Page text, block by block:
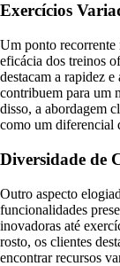
Exercícios
Um ponto recorrente
eficácia dos treinos
destacam a rapidez
contribuem para um
disso, a abordagem
como um diferencial
Diversidade de
Outro aspecto
funcionalidades
inovadoras até
rosto, os clientes
encontrar recursos